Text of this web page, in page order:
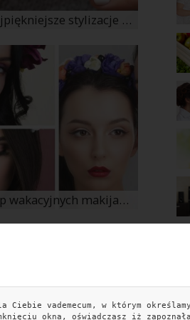
Najpiękniejsze stylizacje paznokci ślubnych, które będą modne latem 2020
Top wakacyjnych makijaży 2020. Poznaj trendy tego lata!
vademecum, w którym
okna, oświadczasz iż